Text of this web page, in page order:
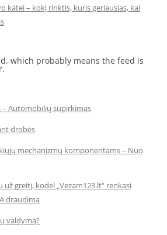
katei – kokį rinktis, kuris geriausias, kai
which probably means the feed is
– Automobilių supirkimas
drobės
mechanizmų komponentams – Nuo
už greitį, kodėl „Vezam123.lt“ renkasi
draudimą
valdymą?